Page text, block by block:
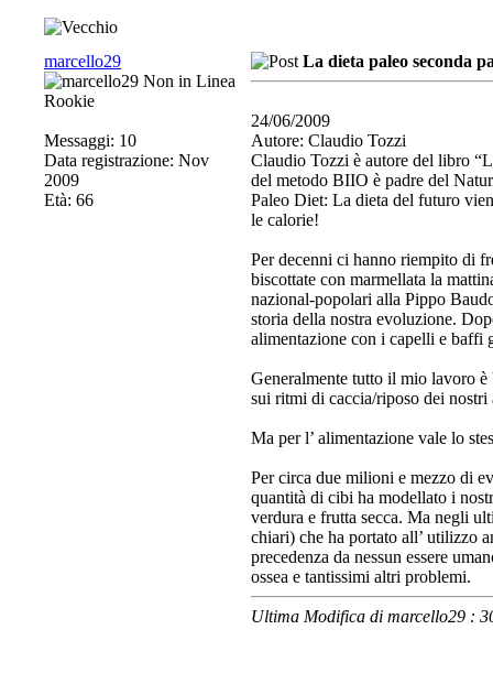
marcello29
Rookie
Messaggi: 10
Data registrazione: Nov
2009
Età: 66
La dieta paleo seconda
24/06/2009
Autore: Claudio Tozzi
Claudio Tozzi è autore del libro
del metodo BIIO è padre del
Paleo Diet: La dieta del futuro
le calorie!
Per decenni ci hanno riempito di
biscottate con marmellata la
nazional-popolari alla Pippo
storia della nostra evoluzione.
alimentazione con i capelli e baffi
Generalmente tutto il mio lavoro
sui ritmi di caccia/riposo dei
Ma per l’ alimentazione vale lo
Per circa due milioni e mezzo di
quantità di cibi ha modellato i
verdura e frutta secca. Ma negli
chiari) che ha portato all’ utilizzo
precedenza da nessun essere
ossea e tantissimi altri problemi.
Ultima Modifica di marcello29 :